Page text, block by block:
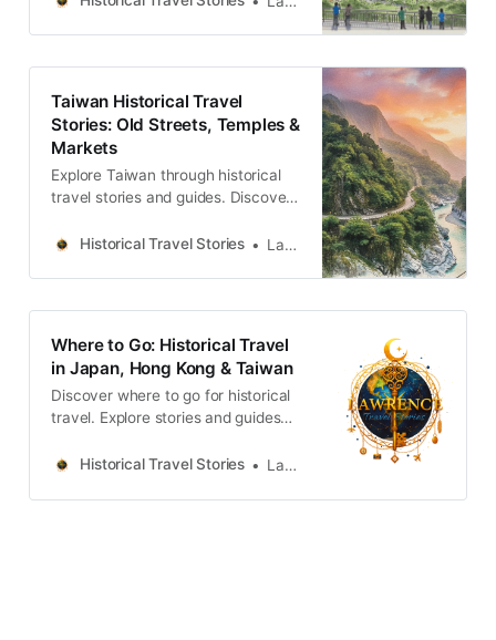
Taiwan Historical Travel
Stories: Old Streets, Temples &
Markets
Explore Taiwan through historical
travel stories and guides. Discover
filled with local memories and
Historical Travel Stories Lawrence
Where to Go: Historical Travel
in Japan, Hong Kong & Taiwan
Discover where to go for historical
travel. Explore stories and guides
Taiwan, more destinations like the
Historical Travel Stories Lawrence